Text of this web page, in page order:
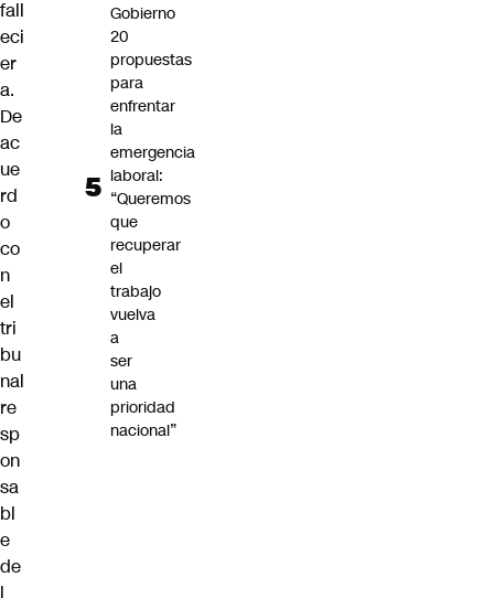
fall
eci
er
a.
De
ac
ue
rd
o
co
n
el
tri
bu
nal
re
sp
on
sa
bl
e
de
l
Gobierno
20
propuestas
para
enfrentar
la
emergencia
laboral:
“Queremos
que
recuperar
el
trabajo
vuelva
a
ser
una
prioridad
nacional”